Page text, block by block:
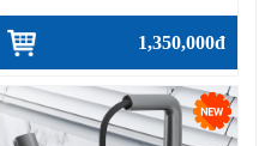
1,350,000đ